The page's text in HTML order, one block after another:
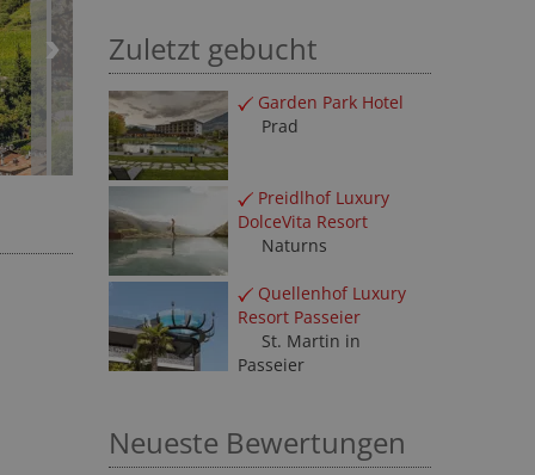
Zuletzt gebucht
Garden Park Hotel
Prad
Preidlhof Luxury
DolceVita Resort
Naturns
Quellenhof Luxury
Resort Passeier
St. Martin in
Passeier
Neueste Bewertungen